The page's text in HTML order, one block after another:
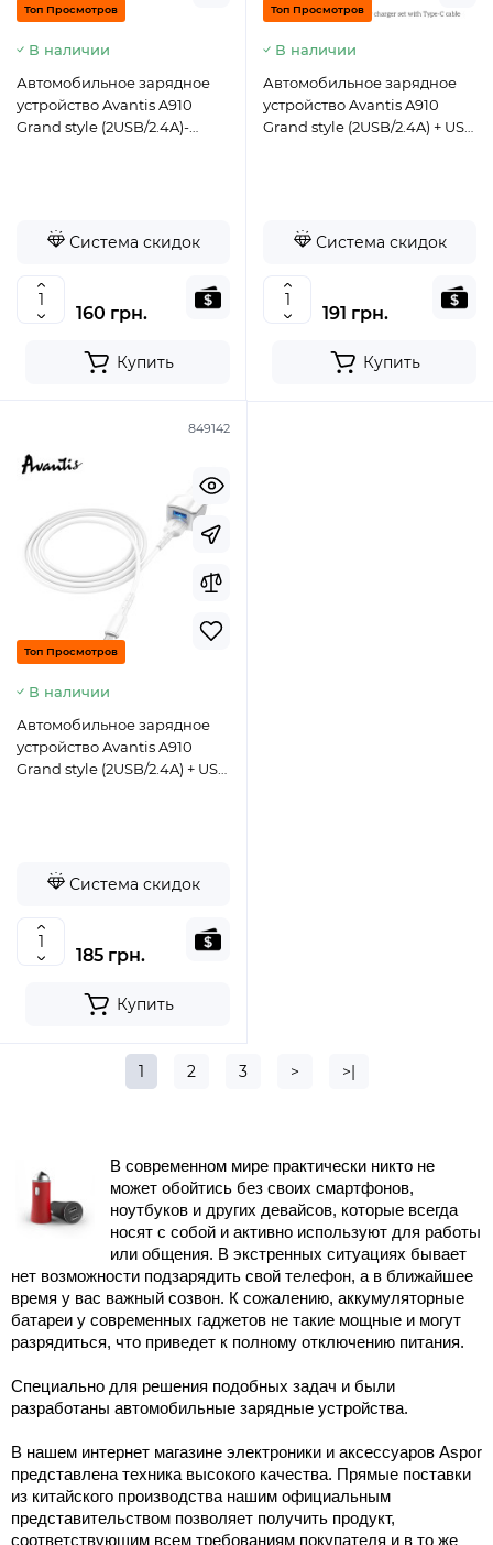
Топ Просмотров
В наличии
Автомобильное зарядное
устройство Avantis A910
Grand style (2USB/2.4A)-
Система скидок
160 грн.
Купить
Топ Просмотров
В наличии
Автомобильное зарядное
устройство Avantis A910
Grand style (2USB/2.4A) + USB
Система скидок
191 грн.
Купить
849142
Топ Просмотров
В наличии
Автомобильное зарядное
устройство Avantis A910
Grand style (2USB/2.4A) + USB
Система скидок
185 грн.
Купить
1 2 3 > >|
В современном мире практически никто не
может обойтись без своих смартфонов,
ноутбуков и других девайсов, которые всегда
носят с собой и активно используют для работы
или общения. В экстренных ситуациях бывает
нет возможности подзарядить свой телефон, а в ближайшее
время у вас важный созвон. К сожалению, аккумуляторные
батареи у современных гаджетов не такие мощные и могут
разрядиться, что приведет к полному отключению питания.
Специально для решения подобных задач и были
разработаны автомобильные зарядные устройства.
В нашем интернет магазине электроники и аксессуаров Aspor
представлена техника высокого качества. Прямые поставки
из китайского производства нашим официальным
представительством позволяет получить продукт,
соответствующим всем требованиям покупателя и в то же